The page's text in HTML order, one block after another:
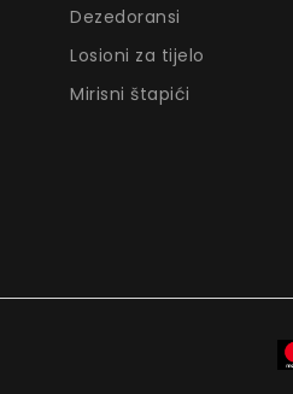
Dezedoransi
Losioni za tijelo
Mirisni štapići